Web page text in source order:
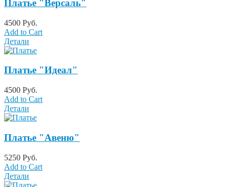
Платье "Версаль"
4500 Руб.
Add to Cart
Детали
Платье "Идеал"
4500 Руб.
Add to Cart
Детали
Платье "Авеню"
5250 Руб.
Add to Cart
Детали